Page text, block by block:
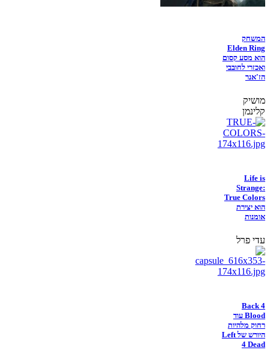
המשחק
Elden Ring
הוא מסע קסום
ואכזרי לחובבי
הז'אנר
מושיק
קלינמן
Life is
Strange:
True Colors
הוא יצירת
אומנות
עדי פרל
Back 4
Blood עוד
רחוק מלהיות
היורש של Left
4 Dead